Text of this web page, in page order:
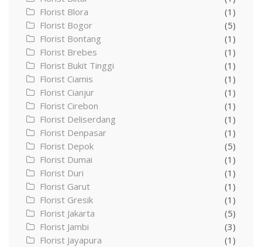
Florist Blora
(1)
Florist Bogor
(5)
Florist Bontang
(1)
Florist Brebes
(1)
Florist Bukit Tinggi
(1)
Florist Ciamis
(1)
Florist Cianjur
(1)
Florist Cirebon
(1)
Florist Deliserdang
(1)
Florist Denpasar
(1)
Florist Depok
(5)
Florist Dumai
(1)
Florist Duri
(1)
Florist Garut
(1)
Florist Gresik
(1)
Florist Jakarta
(5)
Florist Jambi
(3)
Florist Jayapura
(1)